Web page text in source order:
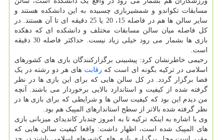
مسابقات تکواندو و شمشیربازی چسبیده به این دانشکده هستند و
سایر سالن ها هم در فاصله 15، 20 یا 25 دقیقه ای تا آن هستند. در
کل فاصله میان سالن مسابقات مختلف و دانشکده ای که دهکده
بازی ها بشمار می رود خیلی زیاد نیست. حداکثر فاصله 30 دقیقه
است.
رحیمی خاطرنشان کرد: پیشبینی برگزارکنندگان بازی های کشورهای
اسلامی در ترکیه بگونه ای است که رقابت های هر دو رشته در یک
فضا برگزار گردد. در کل سالن هایی که برای این بازی ها در نظر
گرفته شده از کیفیت و استاندارد بالایی برخوردار می باشند. آنچه
من دیدم این بود که کیفیت سالن ها و شرایطی که برای بازی ها در
نظر گرفته شده بالاتر از سطح استاندارهای المپیک هم بود.
وی با اشاره به اینکه ترکیه تا به امروز چندبار کاندیدای میزبانی بازی
های المپیک شده است، اظهار داشت: واقعا کیفیت سالن هایی که